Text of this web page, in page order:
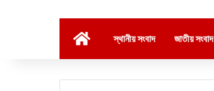
স্থানীয় সংবাদ জাতীয় সংবাদ